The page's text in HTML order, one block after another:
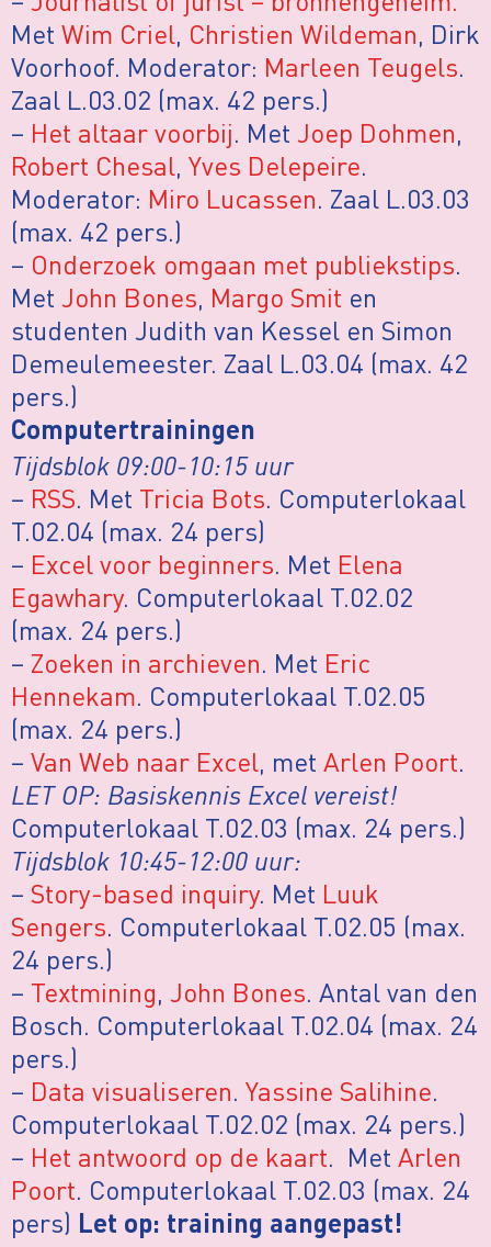
Met Wim Criel, Christien Wildeman, Dirk
Voorhoof. Moderator: Marleen Teugels.
Zaal L.03.02 (max. 42 pers.)
– Het altaar voorbij. Met Joep Dohmen,
Robert Chesal, Yves Delepeire.
Moderator: Miro Lucassen. Zaal L.03.03
(max. 42 pers.)
– Onderzoek omgaan met publiekstips.
Met John Bones, Margo Smit en
studenten Judith van Kessel en Simon
Demeulemeester. Zaal L.03.04 (max. 42
pers.)
Computertrainingen
Tijdsblok 09:00-10:15 uur
– RSS. Met Tricia Bots. Computerlokaal
T.02.04 (max. 24 pers)
– Excel voor beginners. Met Elena
Egawhary. Computerlokaal T.02.02
(max. 24 pers.)
– Zoeken in archieven. Met Eric
Hennekam. Computerlokaal T.02.05
(max. 24 pers.)
– Van Web naar Excel, met Arlen Poort.
LET OP: Basiskennis Excel vereist!
Computerlokaal T.02.03 (max. 24 pers.)
Tijdsblok 10:45-12:00 uur:
– Story-based inquiry. Met Luuk
Sengers. Computerlokaal T.02.05 (max.
24 pers.)
– Textmining, John Bones. Antal van den
Bosch. Computerlokaal T.02.04 (max. 24
pers.)
– Data visualiseren. Yassine Salihine.
Computerlokaal T.02.02 (max. 24 pers.)
– Het antwoord op de kaart. Met Arlen
Poort. Computerlokaal T.02.03 (max. 24
pers) Let op: training aangepast!